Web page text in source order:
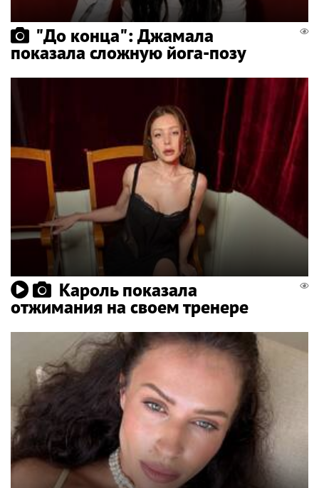
"До конца": Джамала
показала сложную йога-позу
Кароль показала
отжимания на своем тренере